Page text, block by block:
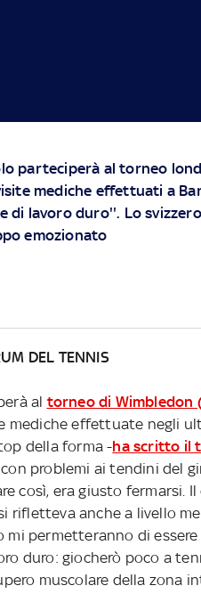
parteciperà al torneo
mediche effettuati a
di lavoro duro''. Lo
emozionato
DEL TENNIS
al torneo di Wimbledon
mediche effettuate negli
della forma -ha scritto il
problemi ai tendini del
così, era giusto fermarsi.
rifletteva anche a livello
permetteranno di essere
duro: giocherò poco a
muscolare della zona